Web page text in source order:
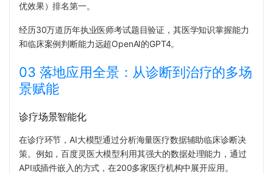
优效果）排名第一。
经历30万道历年执业医师考试题目验证，其医学知识掌握能力
和临床案例判断能力远超OpenAI的GPT4。
03 落地应用全景：从诊断到治疗的多场
景赋能
诊疗场景智能化
在诊疗环节，AI大模型通过分析海量医疗数据辅助临床诊断决
策。例如，百度灵医大模型利用其强大的数据处理能力，通过
API或插件嵌入的方式，在200多家医疗机构中展开应用。